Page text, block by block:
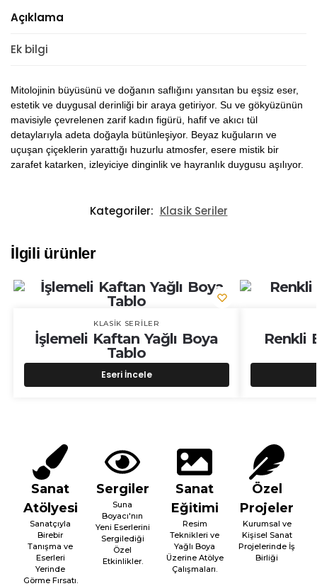
Açıklama
Ek bilgi
Mitolojinin büyüsünü ve doğanın saflığını yansıtan bu eşsiz eser,
estetik ve duygusal derinliği bir araya getiriyor. Su ve gökyüzünün
mavisiyle çevrelenen zarif kadın figürü, hafif ve akıcı tül
detaylarıyla adeta doğayla bütünleşiyor. Beyaz kuğuların ve
uçuşan çiçeklerin yarattığı huzurlu atmosfer, esere mistik bir
zarafet katarken, izleyiciye dinginlik ve hayranlık duygusu aşılıyor.
Kategoriler: Klasik Seriler
İlgili ürünler
KLASIK SERILER
İşlemeli Kaftan Yağlı Boya
Tablo
Eseri İncele
Renkli
Sanat
Atölyesi
Sanatçıyla
Birebir
Tanışma ve
Eserleri
Yerinde
Görme Fırsatı.
Sergiler
Suna
Boyacı'nın
Yeni Eserlerini
Sergilediği
Özel
Etkinlikler.
Sanat
Eğitimi
Resim
Teknikleri ve
Yağlı Boya
Üzerine Atölye
Çalışmaları.
Özel
Projeler
Kurumsal ve
Kişisel Sanat
Projelerinde İş
Birliği